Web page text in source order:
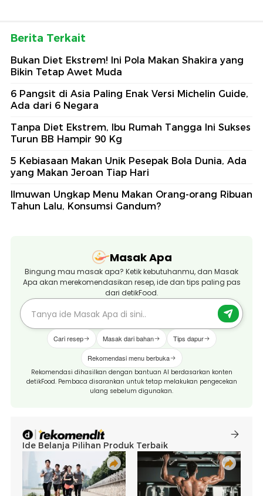
Berita Terkait
Bukan Diet Ekstrem! Ini Pola Makan Shakira yang
Bikin Tetap Awet Muda
6 Pangsit di Asia Paling Enak Versi Michelin Guide,
Ada dari 6 Negara
Tanpa Diet Ekstrem, Ibu Rumah Tangga Ini Sukses
Turun BB Hampir 90 Kg
5 Kebiasaan Makan Unik Pesepak Bola Dunia, Ada
yang Makan Jeroan Tiap Hari
Ilmuwan Ungkap Menu Makan Orang-orang Ribuan
Tahun Lalu, Konsumsi Gandum?
Masak Apa
Bingung mau masak apa? Ketik kebutuhanmu, dan Masak
Apa akan merekomendasikan resep, ide dan tips paling pas
dari detikFood.
Cari resep Masak dari bahan Tips dapur
Rekomendasi menu berbuka
Rekomendasi dihasilkan dengan bantuan AI berdasarkan konten
detikFood. Pembaca disarankan untuk tetap melakukan pengecekan
ulang sebelum digunakan.